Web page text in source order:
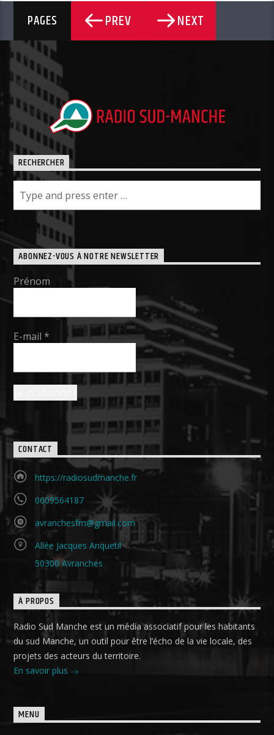
PAGES PREV NEXT
RECHERCHER
ABONNEZ-VOUS À NOTRE NEWSLETTER
Prénom
E-mail*
CONTACT
https://radiosudmanche.fr
0609564187
avranchesfm@gmail.com
Allée Jacques Anquetil
50300 Avranches
À PROPOS
Radio Sud Manche est un média associatif pour les habitants
du sud Manche, un outil pour être l’écho de la vie locale, des
projets des acteurs du territoire.
En savoir plus
MENU